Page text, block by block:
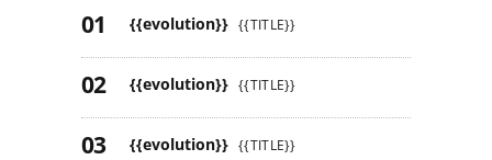
{{evolution}} {{TITLE}}
{{evolution}} {{TITLE}}
{{evolution}} {{TITLE}}